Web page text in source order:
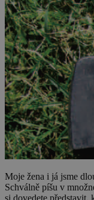
Moje žena i já jsme
Schválně píšu v
si dovedete představit,